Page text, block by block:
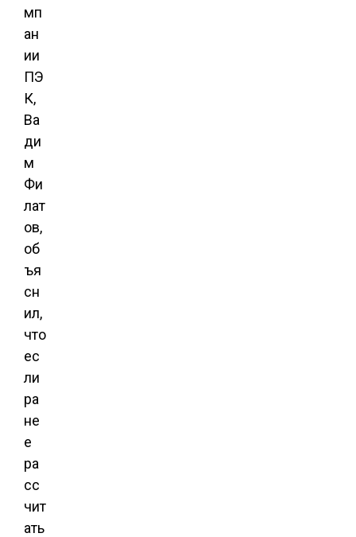
мп
ан
ии
ПЭ
К,
Ва
ди
м
Фи
лат
ов,
об
ъя
сн
ил,
что
ес
ли
ра
не
е
ра
сс
чит
ать